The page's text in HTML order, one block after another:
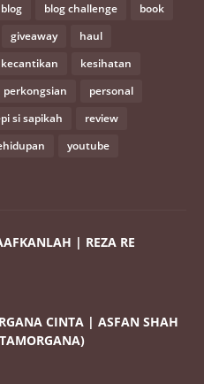
blog blog challenge
book
giveaway
haul
kecantikan
kesihatan
perkongsian
personal
si sapikah
review
youtube
| REZA RE
CINTA | ASFAN SHAH